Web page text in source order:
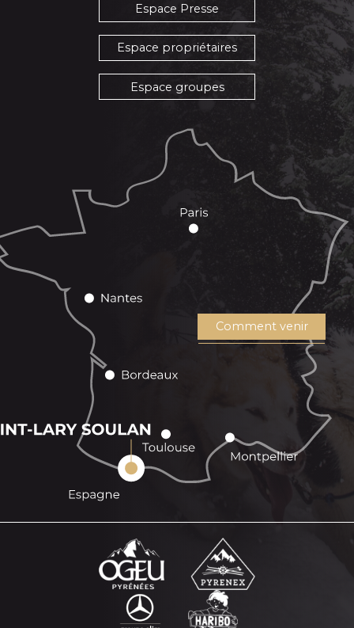
Espace Presse
Espace propriétaires
Espace groupes
Comment venir